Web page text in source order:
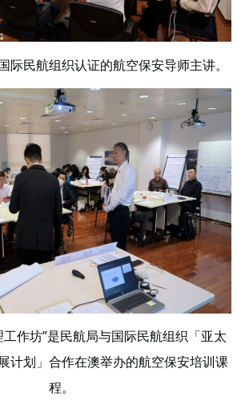
际民航组织认证的航空保安导师主讲。
作坊”是民航局与国际民航组织「亚太
计划」合作在澳举办的航空保安培训课
程。